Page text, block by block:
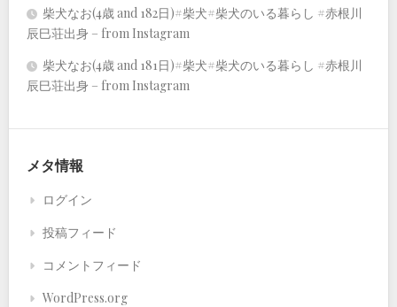
柴犬なお(4歳 and 182日)#柴犬#柴犬のいる暮らし #赤根川
辰巳荘出身 – from Instagram
柴犬なお(4歳 and 181日)#柴犬#柴犬のいる暮らし #赤根川
辰巳荘出身 – from Instagram
メタ情報
ログイン
投稿フィード
コメントフィード
WordPress.org